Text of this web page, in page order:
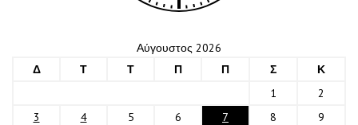
Αύγουστος 2026
Δ
Τ Τ Π Π Σ
Κ
1
2
3
4 5 6 7 8
9